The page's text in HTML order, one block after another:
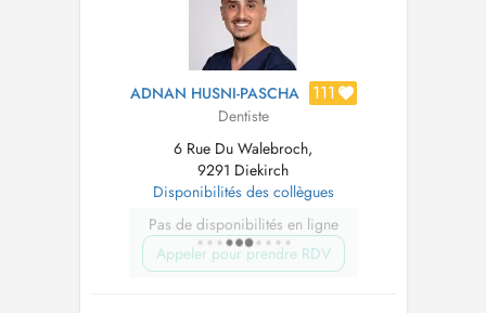
ADNAN HUSNI-PASCHA 111
Dentiste
6 Rue Du Walebroch,
9291 Diekirch
Disponibilités des collègues
Pas de disponibilités en ligne
Appeler pour prendre RDV